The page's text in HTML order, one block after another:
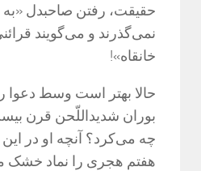
حقیقت، رفتن صاحبدل
نمی‌گذرند و می‌گویند
خانقاه»!
حالا بهتر است وسط دعوا
بوران شدید‌اللّحن قرن
چه می‌کرد؟ آنچه او در
هفتم هجری را نماد خشک